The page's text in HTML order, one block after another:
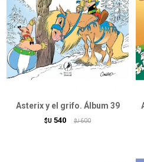
Asterix y el grifo. Álbum 39
$U 540 $U 600